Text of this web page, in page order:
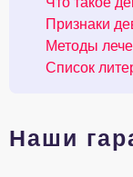
Признаки
Методы
Список
Наши